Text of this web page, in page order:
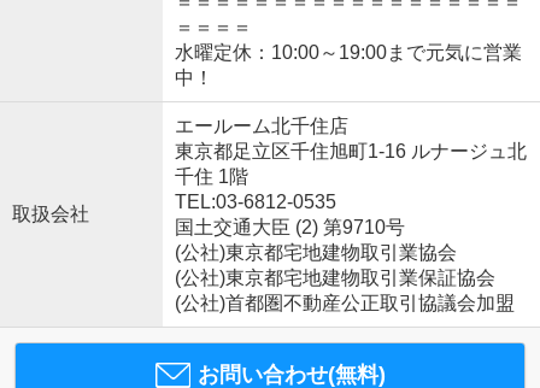
＝＝＝＝
水曜定休：10:00～19:00まで元気に営業
中！
取扱会社
エールーム北千住店
東京都足立区千住旭町1-16 ルナージュ北
千住 1階
TEL:03-6812-0535
国土交通大臣 (2) 第9710号
(公社)東京都宅地建物取引業協会
(公社)東京都宅地建物取引業保証協会
(公社)首都圏不動産公正取引協議会加盟
お問い合わせ(無料)